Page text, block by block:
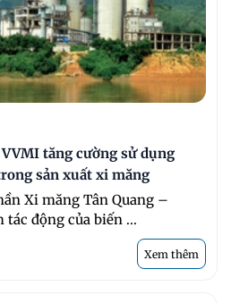
tăng cường sử dụng
sản xuất xi măng
Xi măng Tân Quang –
động của biến ...
Xem thêm